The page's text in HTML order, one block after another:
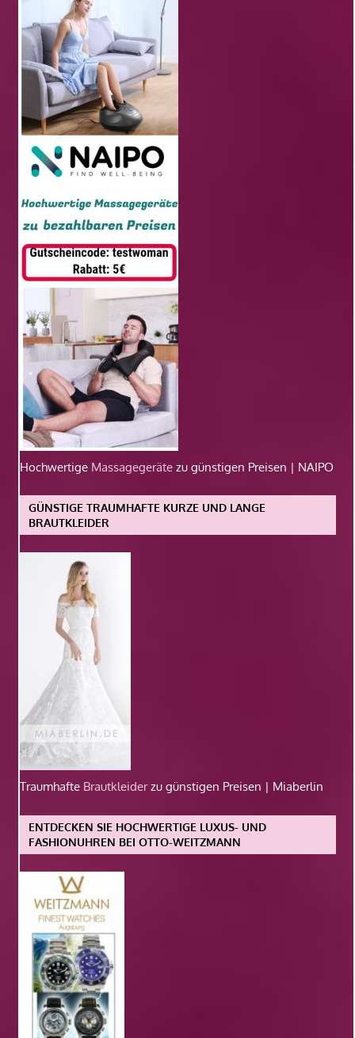
Hochwertige Massagegeräte zu günstigen Preisen | NAIPO
GÜNSTIGE TRAUMHAFTE KURZE UND LANGE
BRAUTKLEIDER
Traumhafte Brautkleiderzu günstigen Preisen | Miaberlin
ENTDECKEN SIE HOCHWERTIGE LUXUS- UND
FASHIONUHREN BEI OTTO-WEITZMANN